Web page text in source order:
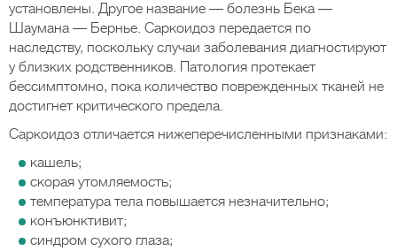
установлены. Другое название — болезнь Бека —
Шаумана — Бернье. Саркоидоз передается по
наследству, поскольку случаи заболевания диагностируют
у близких родственников. Патология протекает
бессимптомно, пока количество поврежденных тканей не
достигнет критического предела.
Саркоидоз отличается нижеперечисленными признаками:
кашель;
скорая утомляемость;
температура тела повышается незначительно;
конъюнктивит;
синдром сухого глаза;